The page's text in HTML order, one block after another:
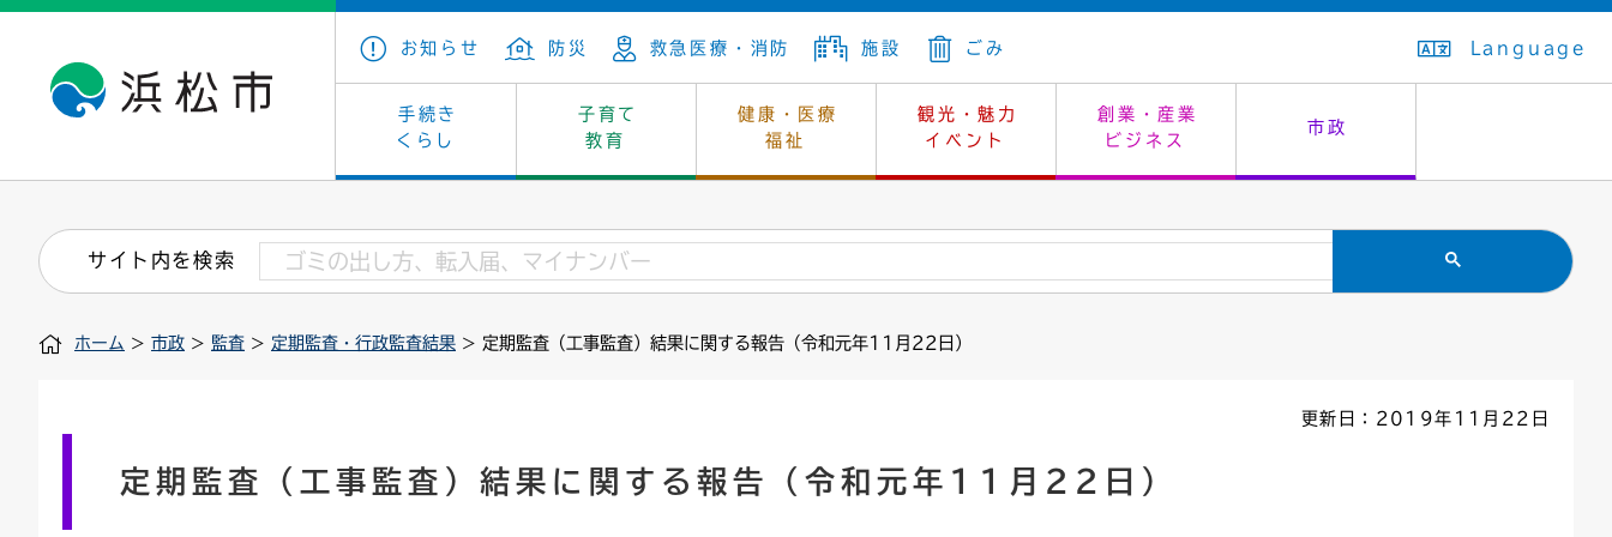
お知らせ 防災 救急医療・消防 施設 ごみ Language
手続き
くらし
子育て
教育
健康・医療
福祉
観光・魅力
イベント
創業・産業
ビジネス
市政
戸籍・住民の手続き 保険・年金 上下水道 生活排水
住まい・建築 墓地・斎場 消費生活 市民安全
税金 法人税 環境
子育て・青少年・若者 教育 生涯学習 教育委員会
看護専門学校 学級閉鎖 幼稚園一覧 入学式・卒業式
小学校一覧 中学校一覧
健康・医療 福祉 休日当番医 救急・夜間診療
介護保険 保健所 感染症
文化・芸術 文化財 レジャー・スポーツ 施設予約（まつぼっくり）
浜松・浜名湖だいすきネット はじめよう、ハマライフ はたちの集い
産業振興 カーボンニュートラル 土地 指定管理者制度
発注情報(入札・契約) 福祉・介護 環境対策 公共事業の技術監理
募集 雇用・就労 企業立地
市の概要 庁舎案内 市長の部屋 議会
外郭団体 統計 選挙 オープンデータ
職員採用 市有財産 例規・公示
サイト内を検索
ホーム > 市政 > 監査 > 定期監査・行政監査結果 > 定期監査（工事監査）結果に関する報告（令和元年11月22日）
更新日：2019年11月22日
定期監査（工事監査）結果に関する報告（令和元年11月22日）